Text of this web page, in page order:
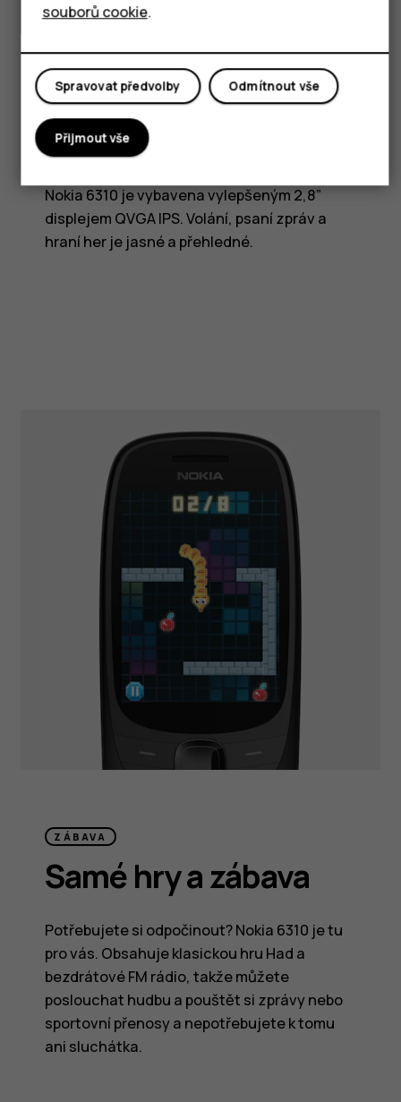
DISPLAY
Výborná čitelnost
Nokia 6310 je vybavena vylepšeným 2,8”
displejem QVGA IPS. Volání, psaní zpráv a
hraní her je jasné a přehledné.
ZÁBAVA
Samé hry a zábava
Potřebujete si odpočinout? Nokia 6310 je tu
pro vás. Obsahuje klasickou hru Had a
bezdrátové FM rádio, takže můžete
poslouchat hudbu a pouštět si zprávy nebo
sportovní přenosy a nepotřebujete k tomu
ani sluchátka.
souborů cookie.
Odmítnout vše
Spravovat předvolby
Přijmout vše